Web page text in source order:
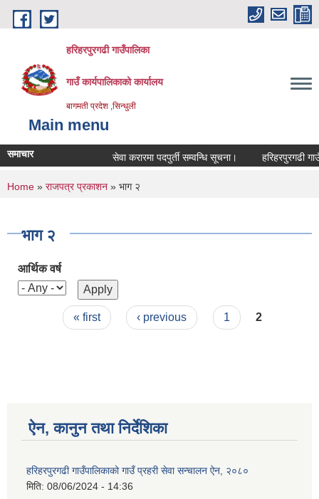
Skip to main content
हरिहरपुरगढी गाउँपालिका
गाउँ कार्यपालिकाको कार्यालय
बागमती प्रदेश ,सिन्धुली
Main menu
समाचार सेवा करारमा पदपुर्ती सम्वन्धि सूचना। हरिहरपुरगढी
You are here
Home » राजपत्र प्रकाशन » भाग २
भाग २
आर्थिक वर्ष
Pages« first ‹ previous 1 2
ऐन, कानुन तथा निर्देशिका
हरिहरपुरगढी गाउँपालिकाको गाउँ प्रहरी सेवा सन्चालन ऐन, २०८०
मिति: 08/06/2024 - 14:36